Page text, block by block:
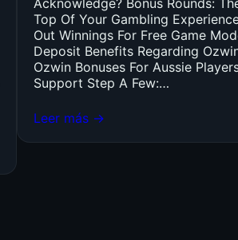
Top Of Your Gambling
Out Winnings For Free Game
Deposit Benefits Regarding
Ozwin Bonuses For Aussie
Support Step A Few:…
Leer más →